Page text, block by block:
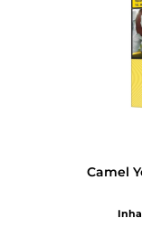
Camel